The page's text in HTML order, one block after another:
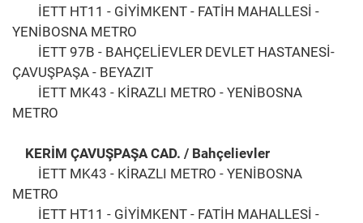
İETT HT11 - GİYİMKENT - FATİH MAHALLESİ -
YENİBOSNA METRO
İETT 97B - BAHÇELİEVLER DEVLET HASTANESİ-
ÇAVUŞPAŞA - BEYAZIT
İETT MK43 - KİRAZLI METRO - YENİBOSNA
METRO
KERİM ÇAVUŞPAŞA CAD. / Bahçelievler
İETT MK43 - KİRAZLI METRO - YENİBOSNA
METRO
İETT HT11 - GİYİMKENT - FATİH MAHALLESİ -